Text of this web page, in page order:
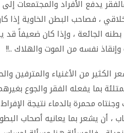
يدفع الأفراد والمجتمعات إلى
، فصاحب البطن الخاوية إذا
الجائعة ، وإذا كان ضعيفاً قد
نفسه من الموت والهلاك ..!!
الكثير من الأغنياء والمترفين
بما يفعله الفقر والجوع
محمرة بالدماء نتيجة
، أن يشعر بما يعانيه أصحاب